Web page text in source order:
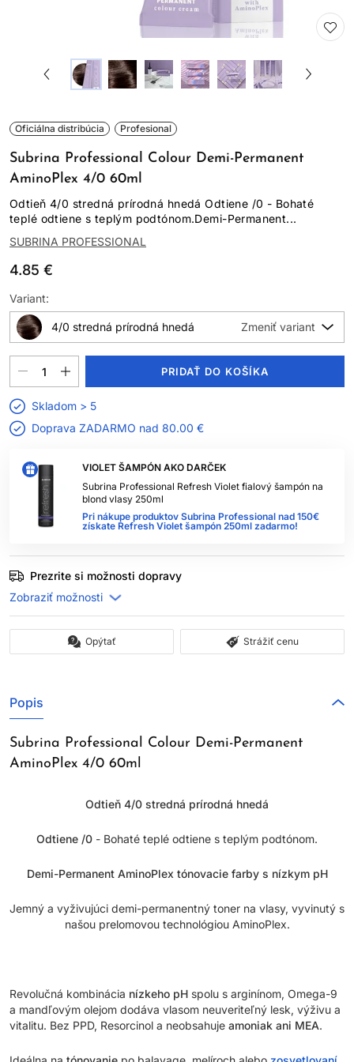
Oficiálna distribúcia Profesional
Subrina Professional Colour Demi-Permanent
AminoPlex 4/0 60ml
Odtieň 4/0 stredná prírodná hnedá Odtiene /0 - Bohaté
teplé odtiene s teplým podtónom.Demi-Permanent...
SUBRINA PROFESSIONAL
4.85 €
VIOLET ŠAMPÓN AKO DARČEK
Subrina Professional Refresh Violet fialový šampón na
blond vlasy 250ml
Pri nákupe produktov Subrina Professional nad 150€
získate Refresh Violet šampón 250ml zadarmo!
Variant:
4/0 stredná prírodná hnedá
PRIDAŤ DO KOŠÍKA
Skladom > 5
Doprava ZADARMO nad 80.00 €
Prezrite si možnosti dopravy
Opýtať Strážiť cenu
Popis
Subrina Professional Colour Demi-Permanent
AminoPlex 4/0 60ml
Odtieň 4/0 stredná prírodná hnedá
Odtiene /0 - Bohaté teplé odtiene s teplým podtónom.
Demi-Permanent AminoPlex tónovacie farby s nízkym pH
Jemný a vyživujúci demi-permanentný toner na vlasy, vyvinutý s
našou prelomovou technológiou AminoPlex.
Revolučná kombinácia nízkeho pH spolu s arginínom, Omega-9
a mandľovým olejom dodáva vlasom neuveriteľný lesk, výživu a
vitalitu. Bez PPD, Resorcinol a neobsahuje amoniak ani MEA.